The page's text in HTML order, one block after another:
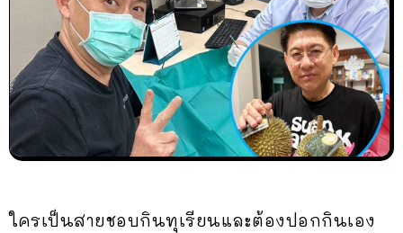
ใครเป็นสายชอบกินทุเรียนและต้องปอกกินเอง